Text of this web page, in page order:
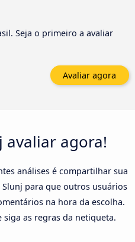
Seja o primeiro a avaliar
Avaliar agora
avaliar agora!
análises é compartilhar sua
para que outros usuários
na hora da escolha.
siga as regras da netiqueta.